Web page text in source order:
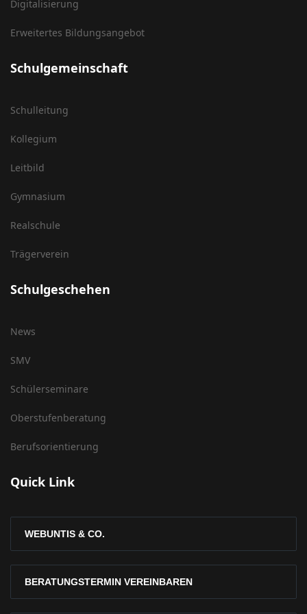
Digitalisierung
Erweitertes Bildungsangebot
Schulgemeinschaft
Schulleitung
Kollegium
Leitbild
Gymnasium
Realschule
Trägerverein
Schulgeschehen
News
SMV
Schülerseminare
Oberstufenberatung
Berufsorientierung
Quick Link
WEBUNTIS & CO.
BERATUNGSTERMIN VEREINBAREN